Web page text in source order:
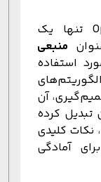
کتاب Operative Pediatric Surgery تنها یک
منبعی
استفاده
آن
کرده
نکات کلیدی
آمادگی